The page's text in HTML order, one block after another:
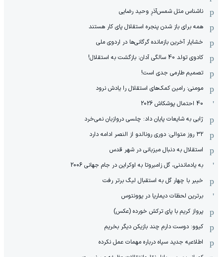
ناشناس مثل شمس‌آذرِ وحید رضایی
همه برای باز شدن پنجره استقلال پای کار هستند
خشایار آخرین بازمانده گرگانی‌ها در اردوی ملی
کادوی تولد 40 سالگی آدان: بازگشت به استقلال!
تصمیم طارمی جدی است!
مومنی: رامین کمک‌های استقلال را یادش نرود
40 احتمال پوشکاش 2026
ژابی به شایعات پایان داد: چلسی دروازبان نمی‌خرد
۳۲ روز متوالی: دوری رونالدو از النصر ادامه دارد
استقلال به دنبال میزبانی در شهر قدس
به یادماندنی، گل زامبروتا به اوکراین در جام جهانی 2006
خیبر با چهار گل به استقبال لیگ برتر رفت
برترین لحظات دیماریا در یوونتوس
پرواز کریم با پای ترکش خورده (عکس)
کیوو: دوست دارم چند بازیکن دیگر بخریم
اطلاعیه جدید سپاه درباره مهمات عمل نکرده